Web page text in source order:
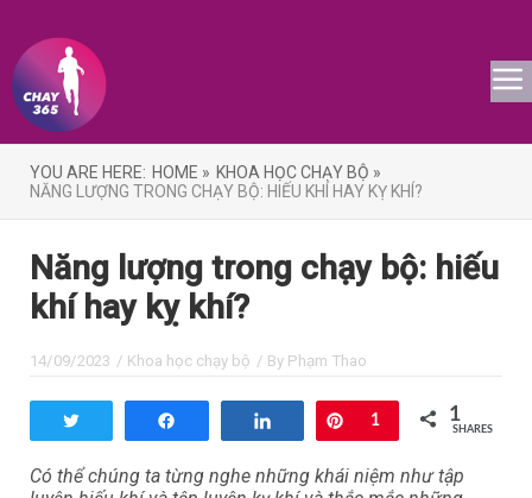
YOU ARE HERE: HOME » KHOA HỌC CHẠY BỘ »
NĂNG LƯỢNG TRONG CHẠY BỘ: HIẾU KHÍ HAY KỴ KHÍ?
Năng lượng trong chạy bộ: hiếu
khí hay kỵ khí?
14/09/2023 / Khoa học chạy bộ / By Phạm Thao
Share Pin
1 1
SHARES
Có thể chúng ta từng nghe những khái niệm như tập